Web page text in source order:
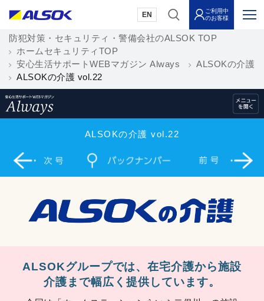
EN
ご利用中
のお客様
防犯対策・セキュリティ・警備会社のALSOK TOP
ホームセキュリティTOP
安心生活サポートWEBマガジン Always
ALSOKの介護
ALSOKの介護 vol.22
ALSOKの介護 vol.22
ALSOKグループでは、在宅介護から施設
介護まで幅広く提供しています。